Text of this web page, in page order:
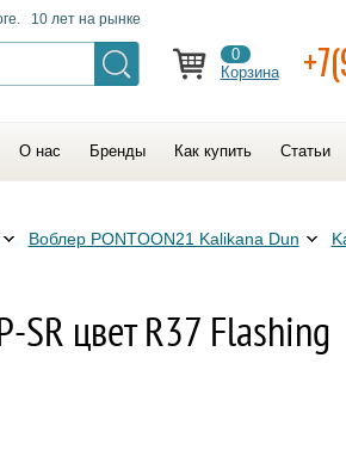
10 лет на рынке
0
Корзина
О нас Бренды Как купить Статьи
Воблер PONTOON21 Kalikana Dun
SR цвет R37 Flashing